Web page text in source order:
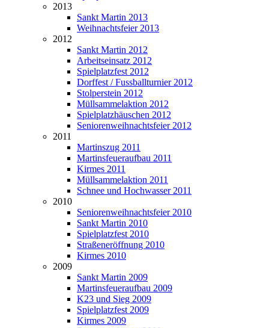
2013
Sankt Martin 2013
Weihnachtsfeier 2013
2012
Sankt Martin 2012
Arbeitseinsatz 2012
Spielplatzfest 2012
Dorffest / Fussballturnier 2012
Stolperstein 2012
Müllsammelaktion 2012
Spielplatzhäuschen 2012
Seniorenweihnachtsfeier 2012
2011
Martinszug 2011
Martinsfeueraufbau 2011
Kirmes 2011
Müllsammelaktion 2011
Schnee und Hochwasser 2011
2010
Seniorenweihnachtsfeier 2010
Sankt Martin 2010
Spielplatzfest 2010
Straßeneröffnung 2010
Kirmes 2010
2009
Sankt Martin 2009
Martinsfeueraufbau 2009
K23 und Sieg 2009
Spielplatzfest 2009
Kirmes 2009